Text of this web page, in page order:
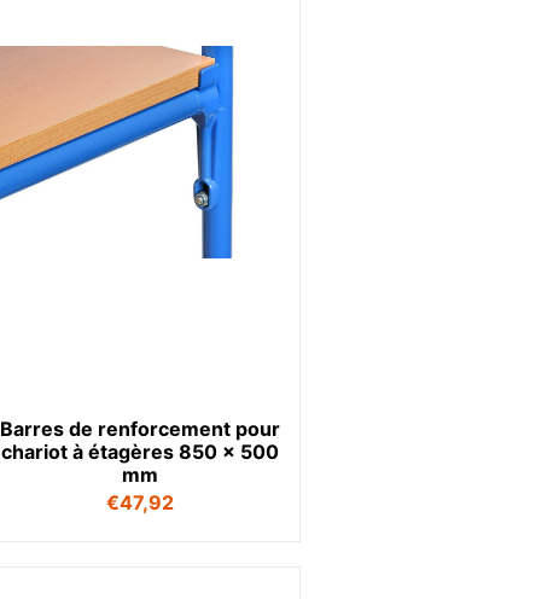
Barres de renforcement pour
chariot à étagères 850 x 500
mm
€47,92